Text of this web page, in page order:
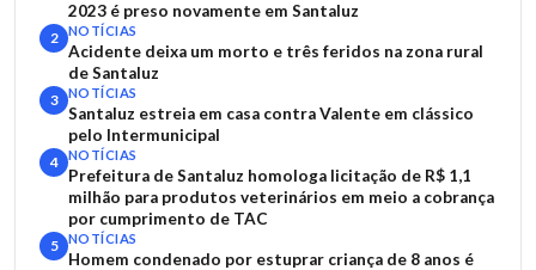
2023 é preso novamente em Santaluz
2 NOTÍCIAS
Acidente deixa um morto e três feridos na zona rural
de Santaluz
3 NOTÍCIAS
Santaluz estreia em casa contra Valente em clássico
pelo Intermunicipal
4 NOTÍCIAS
Prefeitura de Santaluz homologa licitação de R$ 1,1
milhão para produtos veterinários em meio a cobrança
por cumprimento de TAC
5 NOTÍCIAS
Homem condenado por estuprar criança de 8 anos é